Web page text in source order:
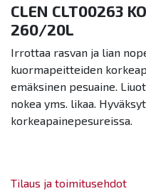
CLEN CLT00263
260/20L
Irrottaa rasvan ja lian
kuormapeitteiden
emäksinen pesuaine.
nokea yms. likaa.
korkeapainepesureissa.
Tilaus ja toimitusehdot